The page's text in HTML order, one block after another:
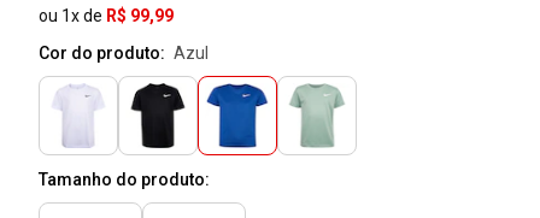
ou 1x de R$ 99,99
Cor do produto:
azul
Tamanho do produto: